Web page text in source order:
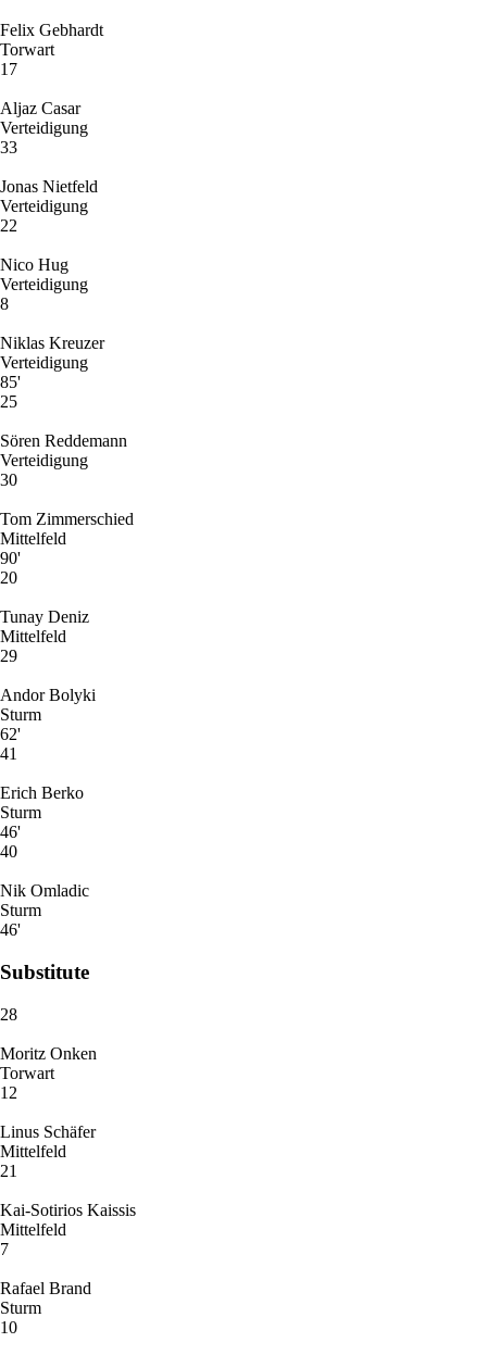
Felix Gebhardt
Torwart
17
Aljaz Casar
Verteidigung
33
Jonas Nietfeld
Verteidigung
22
Nico Hug
Verteidigung
8
Niklas Kreuzer
Verteidigung
85'
25
Sören Reddemann
Verteidigung
30
Tom Zimmerschied
Mittelfeld
90'
20
Tunay Deniz
Mittelfeld
29
Andor Bolyki
Sturm
62'
41
Erich Berko
Sturm
46'
40
Nik Omladic
Sturm
46'
Substitute
28
Moritz Onken
Torwart
12
Linus Schäfer
Mittelfeld
21
Kai-Sotirios Kaissis
Mittelfeld
7
Rafael Brand
Sturm
10